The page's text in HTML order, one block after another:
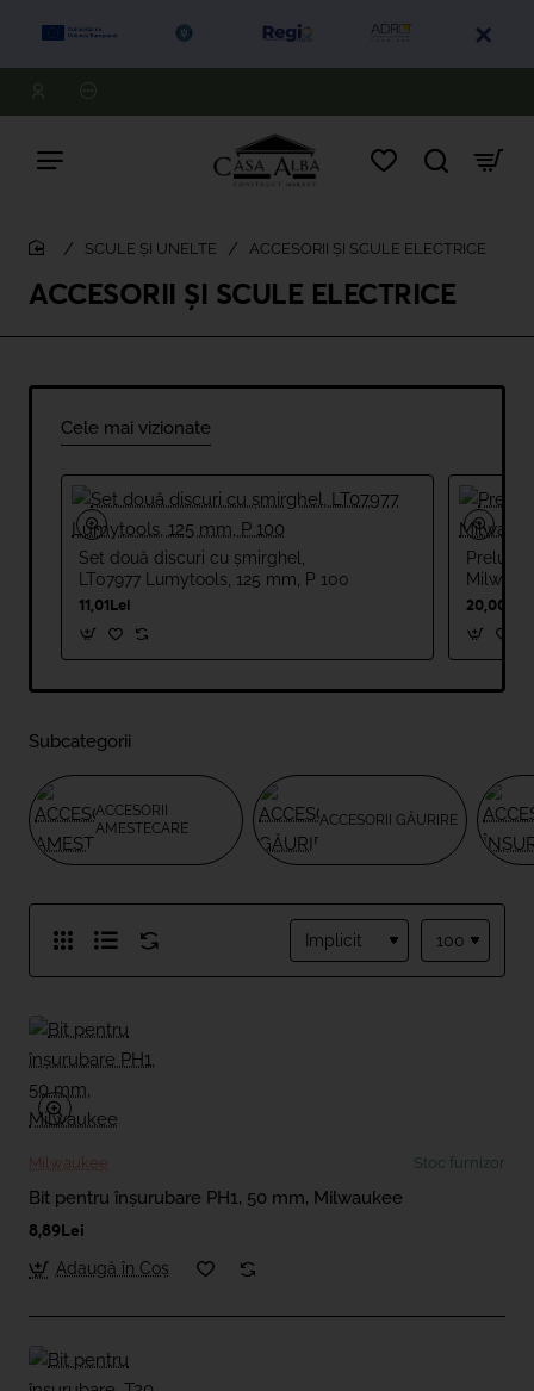
ACCESORII ȘI SCULE ELECTRICE
SCULE ȘI UNELTE ACCESORII ȘI SCULE ELECTRICE
Cele mai vizionate
Set două discuri cu șmirghel,
LT07977 Lumytools, 125 mm, P 100
11,01Lei 20,00Lei
Subcategorii
ACCESORII
AMESTECARE
ACCESORII GĂURIRE
Milwaukee Stoc furnizor
Bit pentru înșurubare PH1, 50 mm, Milwaukee
8,89Lei
Adaugă în Coş